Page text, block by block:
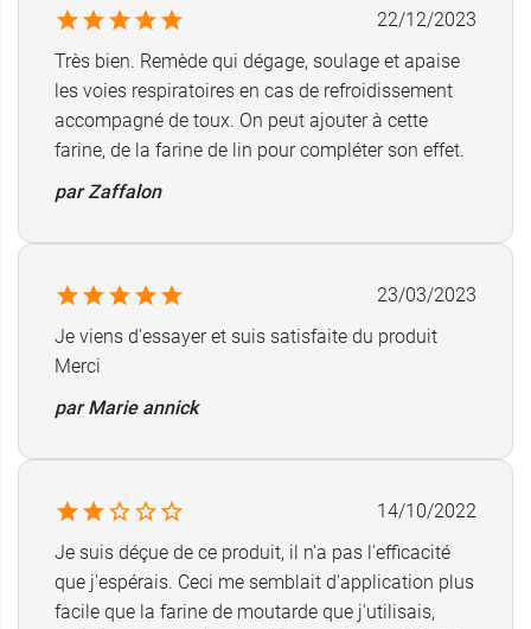
allergiques.
Les laboratoires Iphym
sont spécialisés dans les
produits de phytothérapie et proposent
notamment des extraits de plantes médicinales
préparation de tisanes et d’infusions.
poudre.
22/12/2023
Très bien. Remède qui dégage, soulage et apaise
les voies respiratoires en cas de refroidissement
accompagné de toux. On peut ajouter à cette
farine, de la farine de lin pour compléter son effet.
par Zaffalon
23/03/2023
Je viens d'essayer et suis satisfaite du produit
Merci
par Marie annick
14/10/2022
Je suis déçue de ce produit, il n'a pas l'efficacité
que j'espérais. Ceci me semblait d'application plus
facile que la farine de moutarde que j'utilisais,